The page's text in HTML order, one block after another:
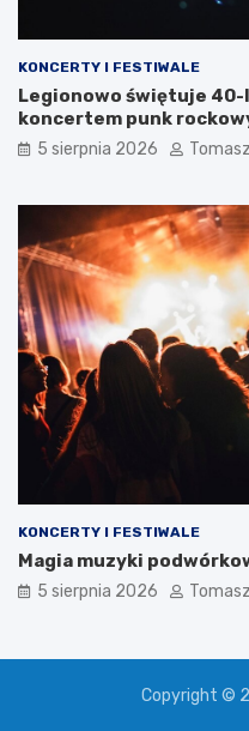
KONCERTY I FESTIWALE
Legionowo świętuje 40-
koncertem punk
5 sierpnia 2026
KONCERTY I FESTIWALE
Magia muzyki
5 sierpnia 2026
Copyright ©